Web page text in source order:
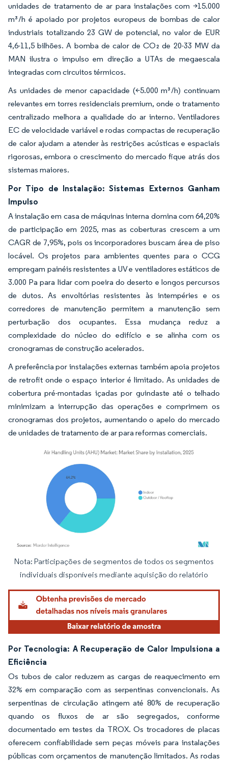
unidades de tratamento de ar para instalações com >15.000
m³/h é apoiado por projetos europeus de bombas de calor
industriais totalizando 23 GW de potencial, no valor de EUR
4,6-11,5 bilhões. A bomba de calor de CO₂ de 20-33 MW da
MAN ilustra o impulso em direção a UTAs de megaescala
integradas com circuitos térmicos.
As unidades de menor capacidade (<5.000 m³/h) continuam
relevantes em torres residenciais premium, onde o tratamento
centralizado melhora a qualidade do ar interno. Ventiladores
EC de velocidade variável e rodas compactas de recuperação
de calor ajudam a atender às restrições acústicas e espaciais
rigorosas, embora o crescimento do mercado fique atrás dos
sistemas maiores.
Por Tipo de Instalação: Sistemas Externos Ganham
Impulso
A instalação em casa de máquinas interna domina com 64,20%
de participação em 2025, mas as coberturas crescem a um
CAGR de 7,95%, pois os incorporadores buscam área de piso
locável. Os projetos para ambientes quentes para o CCG
empregam painéis resistentes a UV e ventiladores estáticos de
3.000 Pa para lidar com poeira do deserto e longos percursos
de dutos. As envoltórias resistentes às intempéries e os
corredores de manutenção permitem a manutenção sem
perturbação dos ocupantes. Essa mudança reduz a
complexidade do núcleo do edifício e se alinha com os
cronogramas de construção acelerados.
A preferência por instalações externas também apoia projetos
de retrofit onde o espaço interior é limitado. As unidades de
cobertura pré-montadas içadas por guindaste até o telhado
minimizam a interrupção das operações e comprimem os
cronogramas dos projetos, aumentando o apelo do mercado
de unidades de tratamento de ar para reformas comerciais.
Imagem © Mordor Intelligence. O reuso requer atribuição conforme CC BY 4.0.
Nota: Participações de segmentos de todos os segmentos
individuais disponíveis mediante aquisição do relatório
Por Tecnologia: A Recuperação de Calor Impulsiona a
Eficiência
Os tubos de calor reduzem as cargas de reaquecimento em
32% em comparação com as serpentinas convencionais. As
serpentinas de circulação atingem até 80% de recuperação
quando os fluxos de ar são segregados, conforme
documentado em testes da TROX. Os trocadores de placas
oferecem confiabilidade sem peças móveis para instalações
públicas com orçamentos de manutenção limitados. As rodas